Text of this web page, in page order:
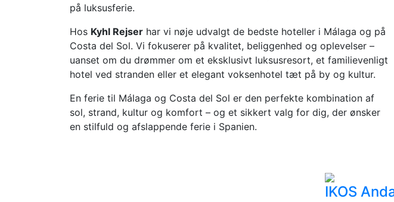
på luksusferie.
Hos Kyhl Rejser har vi nøje udvalgt de bedste hoteller i Málaga og på
Costa del Sol. Vi fokuserer på kvalitet, beliggenhed og oplevelser –
uanset om du drømmer om et eksklusivt luksusresort, et familievenligt
hotel ved stranden eller et elegant voksenhotel tæt på by og kultur.
En ferie til Málaga og Costa del Sol er den perfekte kombination af
sol, strand, kultur og komfort – og et sikkert valg for dig, der ønsker
en stilfuld og afslappende ferie i Spanien.
IKOS